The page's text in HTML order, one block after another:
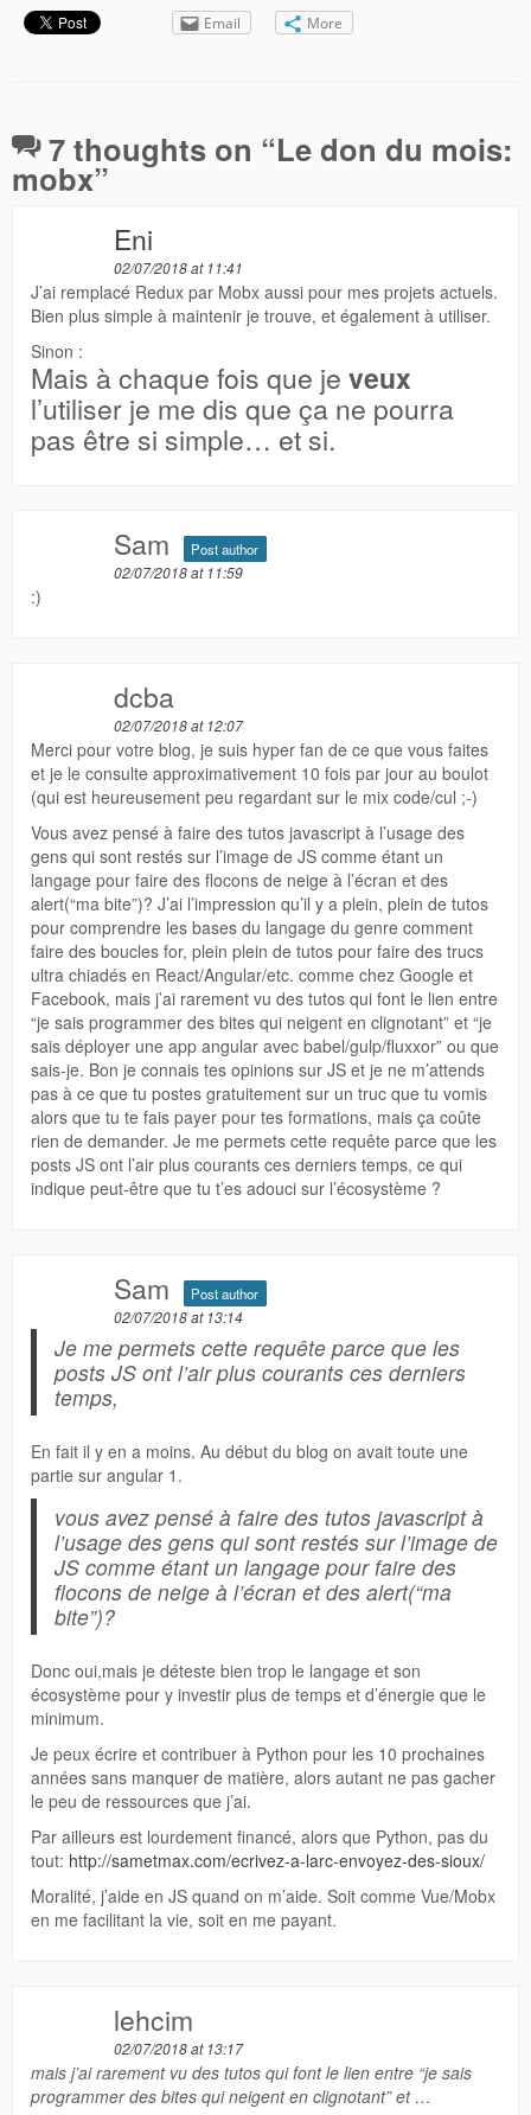
Email More
7 thoughts on “Le don du mois:
mobx”
Eni
02/07/2018 at 11:41
J’ai remplacé Redux par Mobx aussi pour mes projets actuels.
Bien plus simple à maintenir je trouve, et également à utiliser.
Sinon :
Mais à chaque fois que je veux
l’utiliser je me dis que ça ne pourra
pas être si simple… et si.
Sam Post author
02/07/2018 at 11:59
:)
dcba
02/07/2018 at 12:07
Merci pour votre blog, je suis hyper fan de ce que vous faites
et je le consulte approximativement 10 fois par jour au boulot
(qui est heureusement peu regardant sur le mix code/cul ;-)
Vous avez pensé à faire des tutos javascript à l’usage des
gens qui sont restés sur l’image de JS comme étant un
langage pour faire des flocons de neige à l’écran et des
alert(“ma bite”)? J’ai l’impression qu’il y a plein, plein de tutos
pour comprendre les bases du langage du genre comment
faire des boucles for, plein plein de tutos pour faire des trucs
ultra chiadés en React/Angular/etc. comme chez Google et
Facebook, mais j’ai rarement vu des tutos qui font le lien entre
“je sais programmer des bites qui neigent en clignotant” et “je
sais déployer une app angular avec babel/gulp/fluxxor” ou que
sais-je. Bon je connais tes opinions sur JS et je ne m’attends
pas à ce que tu postes gratuitement sur un truc que tu vomis
alors que tu te fais payer pour tes formations, mais ça coûte
rien de demander. Je me permets cette requête parce que les
posts JS ont l’air plus courants ces derniers temps, ce qui
indique peut-être que tu t’es adouci sur l’écosystème ?
Sam Post author
02/07/2018 at 13:14
Je me permets cette requête parce que les
posts JS ont l’air plus courants ces derniers
temps,
En fait il y en a moins. Au début du blog on avait toute une
partie sur angular 1.
vous avez pensé à faire des tutos javascript à
l’usage des gens qui sont restés sur l’image de
JS comme étant un langage pour faire des
flocons de neige à l’écran et des alert(“ma
bite”)?
Donc oui,mais je déteste bien trop le langage et son
écosystème pour y investir plus de temps et d’énergie que le
minimum.
Je peux écrire et contribuer à Python pour les 10 prochaines
années sans manquer de matière, alors autant ne pas gacher
le peu de ressources que j’ai.
Par ailleurs est lourdement financé, alors que Python, pas du
tout: http://sametmax.com/ecrivez-a-larc-envoyez-des-sioux/
Moralité, j’aide en JS quand on m’aide. Soit comme Vue/Mobx
en me facilitant la vie, soit en me payant.
lehcim
02/07/2018 at 13:17
mais j’ai rarement vu des tutos qui font le lien entre “je sais
programmer des bites qui neigent en clignotant” et …